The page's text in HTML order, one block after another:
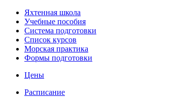
Яхтенная школа
Учебные пособия
Cистема подготовки
Список курсов
Морская практика
Формы подготовки
Цены
Расписание